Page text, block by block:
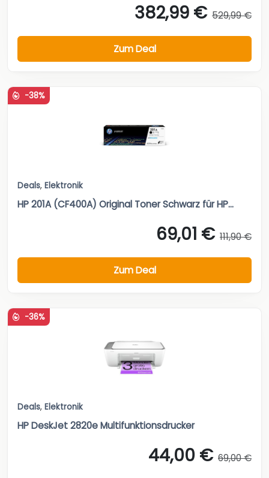
382,99 € 529,99 €
Zum Deal
-38%
Deals, Elektronik
HP 201A (CF400A) Original Toner Schwarz für HP...
69,01 € 111,90 €
Zum Deal
-36%
Deals, Elektronik
HP DeskJet 2820e Multifunktionsdrucker
44,00 € 69,00 €